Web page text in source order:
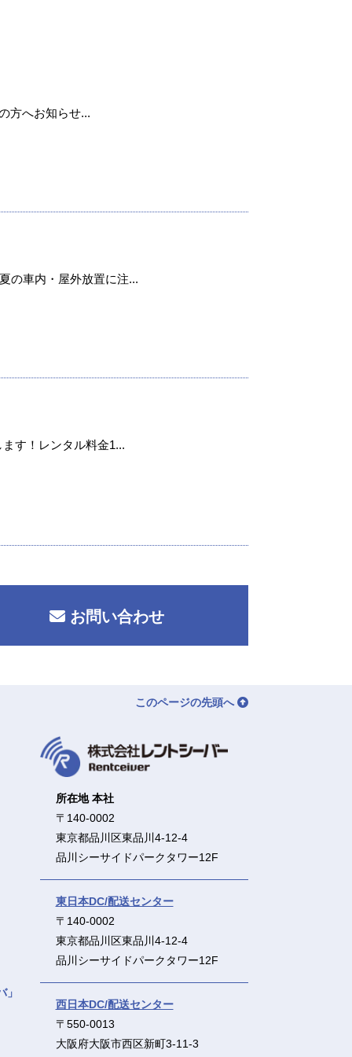
方へお知らせ...
の車内・屋外放置に注...
す！レンタル料金1...
お問い合わせ
このページの先頭へ
所在地 本社
〒140-0002
東京都品川区東品川4-12-4
品川シーサイドパークタワー12F
東日本DC/配送センター
〒140-0002
東京都品川区東品川4-12-4
品川シーサイドパークタワー12F
西日本DC/配送センター
〒550-0013
大阪府大阪市西区新町3-11-3